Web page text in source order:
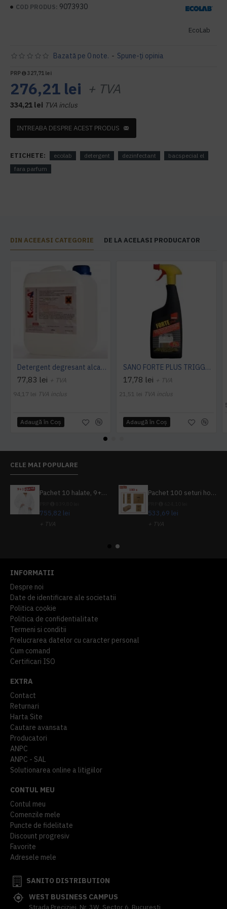
COD PRODUS: 9073930
EcoLab
Bazată pe 0 note. - Spune-ţi opinia
PRP 327,71 lei
276,21 lei + TVA
334,21 lei TVA inclus
INTREABA DESPRE ACEST PRODUS
ETICHETE: ecolab detergent dezinfectant
bacspecial el
fara parfum
DIN ACEEASI CATEGORIE DE LA ACELASI PRODUCATOR
Detergent degresant alcalin Cuptor si Plita, 5 L, Konga
77,83 lei + TVA
94,17 lei TVA inclus
Adaugă în Coş
SANO FORTE PLUS TRIGGER, 750ml, detergent arsuri, grasimi
17,78 lei + TVA
21,51 lei TVA inclus
Adaugă în Coş
CELE MAI POPULARE
Pachet 10 halate, 9+1 gratuit
755,82 lei
+ TVA
Pachet 100 seturi hoteliere, set dentar, set barbierit, casca de dus, pila unghii, set cusut
533,69 lei
+ TVA
INFORMATII
Despre noi
Date de identificare ale societatii
Politica cookie
Politica de confidentialitate
Termeni si conditii
Prelucrarea datelor cu caracter personal
Cum comand
Certificari ISO
EXTRA
Contact
Returnari
Harta Site
Cautare avansata
Producatori
ANPC
ANPC - SAL
Solutionarea online a litigiilor
CONTUL MEU
Contul meu
Comenzile mele
Puncte de fidelitate
Discount progresiv
Favorite
Adresele mele
SANITO DISTRIBUTION
WEST BUSINESS CAMPUS
Strada Preciziei, Nr, 3W, Sector 6, Bucuresti